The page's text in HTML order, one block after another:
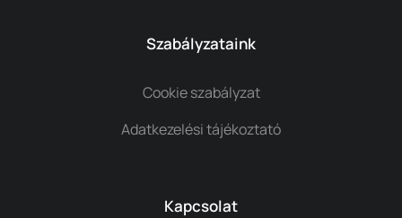
Szabályzataink
Cookie szabályzat
Adatkezelési tájékoztató
Kapcsolat